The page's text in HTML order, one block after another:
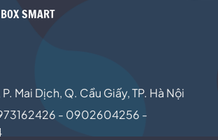
SMART
Mai Dịch, Q. Cầu Giấy, TP. Hà Nội
- 0902604256 -